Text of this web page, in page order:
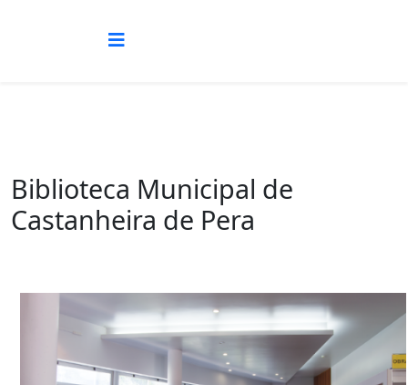
Biblioteca Municipal de
Castanheira de Pera